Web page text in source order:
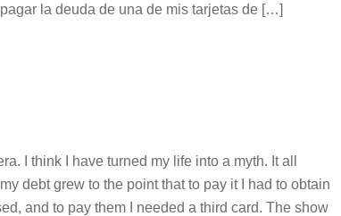
la deuda de una de mis tarjetas de […]
I think I have turned my life into a myth. It all
debt grew to the point that to pay it I had to obtain
and to pay them I needed a third card. The show